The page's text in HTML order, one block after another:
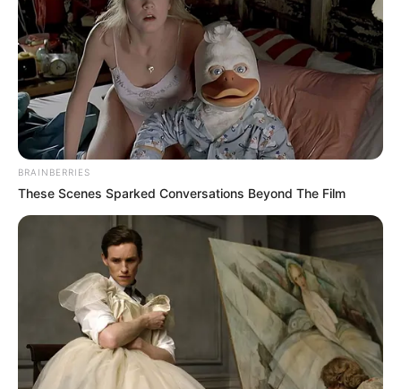
BRAINBERRIES
These Scenes Sparked Conversations Beyond The Film